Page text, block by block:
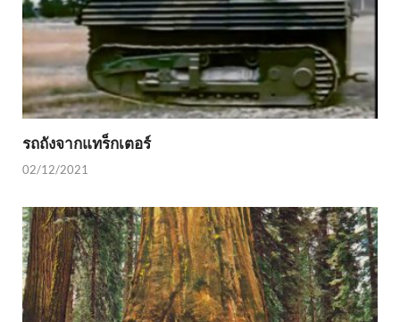
รถถังจากแทร็กเตอร์
02/12/2021